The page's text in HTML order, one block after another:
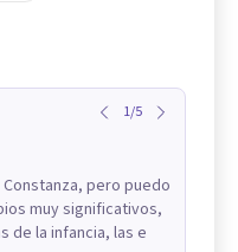
1/5
pero puedo
muy significativos,
de la infancia, las e